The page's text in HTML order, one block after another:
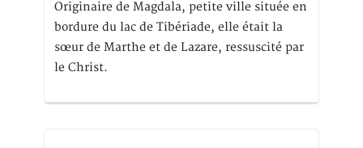
Originaire de Magdala, petite ville située en
bordure du lac de Tibériade, elle était la
sœur de Marthe et de Lazare, ressuscité par
le Christ.